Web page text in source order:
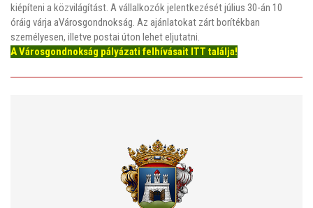
kiépíteni a közvilágítást. A vállalkozók jelentkezését július 30-án 10
óráig várja aVárosgondnokság. Az ajánlatokat zárt borítékban
személyesen, illetve postai úton lehet eljutatni.
A Városgondnokság pályázati felhívásait ITT találja!